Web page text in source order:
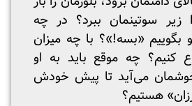
زیر سوتینمان ببرد؟ در چه
بگوییم «بسه!»؟ با چه میزان
کنیم؟ چه موقع باید به او
خوشمان می‌آید تا پیش خودش
هستیم؟